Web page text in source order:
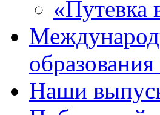
«Путевка
Наши